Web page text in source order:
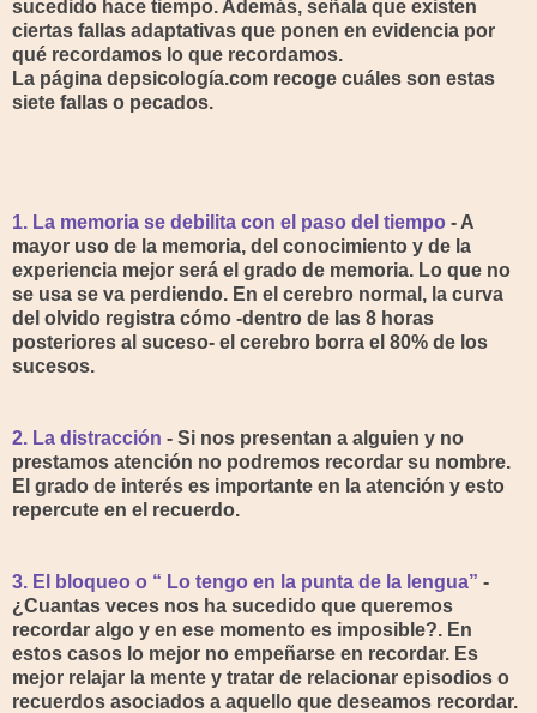
sucedido hace tiempo. Además, señala que existen
ciertas fallas adaptativas que ponen en evidencia por
qué recordamos lo que recordamos.
La página depsicología.com recoge cuáles son estas
siete fallas o pecados.
1. La memoria se debilita con el paso del tiempo - A
mayor uso de la memoria, del conocimiento y de la
experiencia mejor será el grado de memoria. Lo que no
se usa se va perdiendo. En el cerebro normal, la curva
del olvido registra cómo -dentro de las 8 horas
posteriores al suceso- el cerebro borra el 80% de los
sucesos.
2. La distracción - Si nos presentan a alguien y no
prestamos atención no podremos recordar su nombre.
El grado de interés es importante en la atención y esto
repercute en el recuerdo.
3. El bloqueo o “ Lo tengo en la punta de la lengua” -
¿Cuantas veces nos ha sucedido que queremos
recordar algo y en ese momento es imposible?. En
estos casos lo mejor no empeñarse en recordar. Es
mejor relajar la mente y tratar de relacionar episodios o
recuerdos asociados a aquello que deseamos recordar.